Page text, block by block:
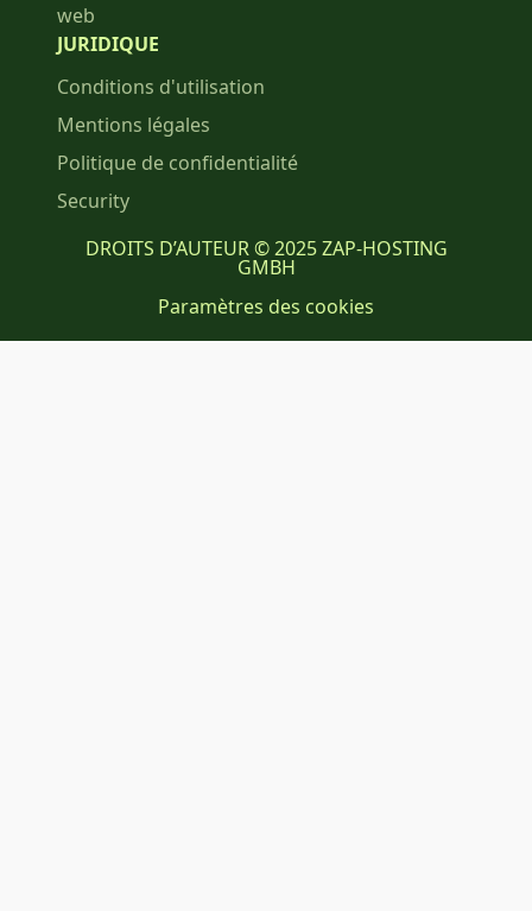
web
JURIDIQUE
Conditions d'utilisation
Mentions légales
Politique de confidentialité
Security
DROITS D’AUTEUR © 2025 ZAP-HOSTING
GMBH
Paramètres des cookies